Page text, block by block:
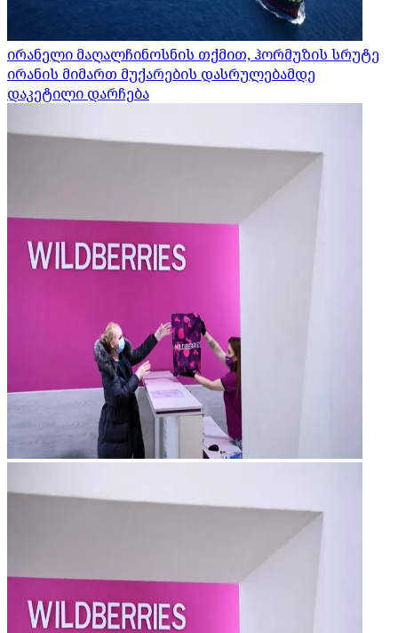
ირანელი მაღალჩინოსნის თქმით, ჰორმუზის სრუტე
ირანის მიმართ მუქარების დასრულებამდე
დაკეტილი დარჩება